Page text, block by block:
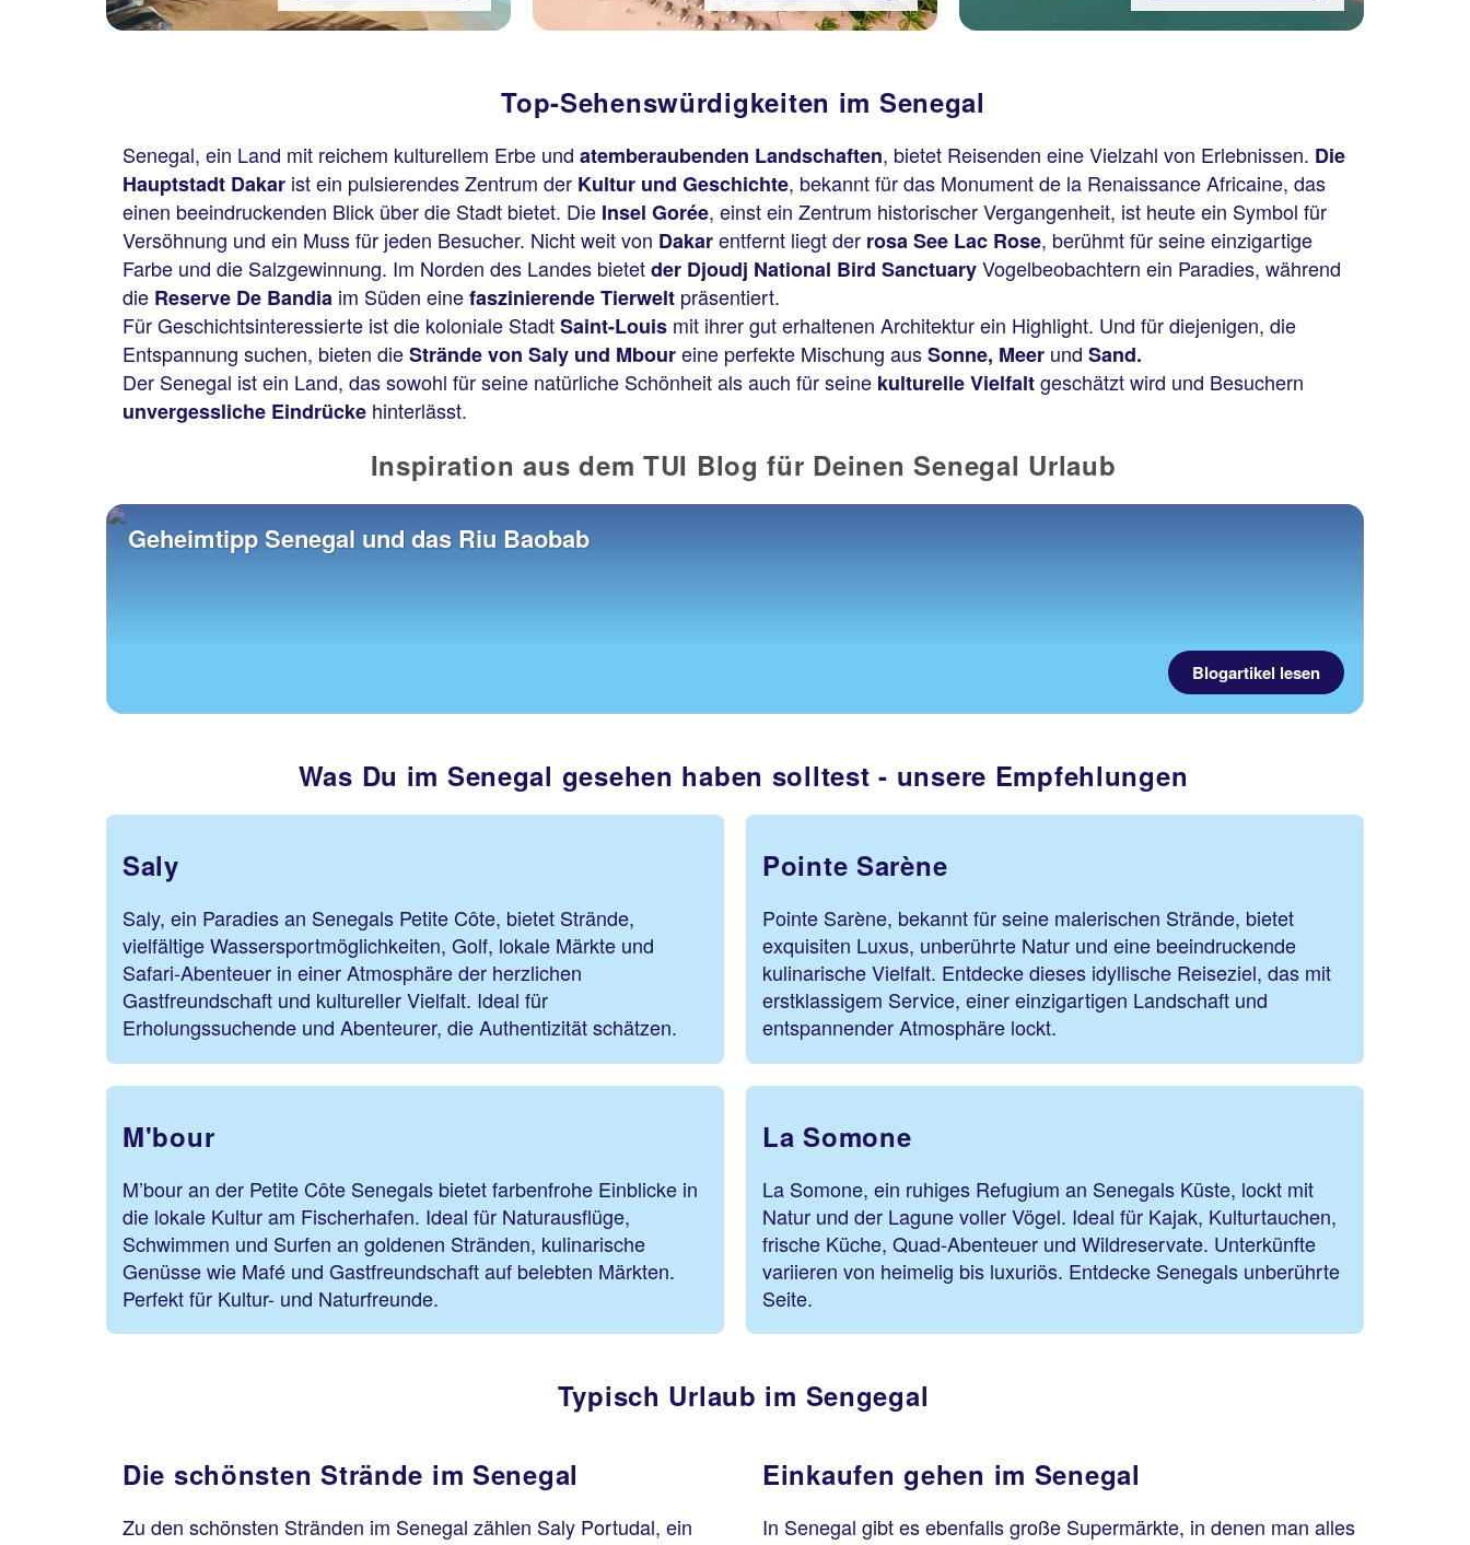
Top-Sehenswürdigkeiten im Senegal
Senegal, ein Land mit reichem kulturellem Erbe und atemberaubenden Landschaften, bietet Reisenden eine Vielzahl von Erlebnissen. Die
Hauptstadt Dakar ist ein pulsierendes Zentrum der Kultur und Geschichte, bekannt für das Monument de la Renaissance Africaine, das
einen beeindruckenden Blick über die Stadt bietet. Die Insel Gorée, einst ein Zentrum historischer Vergangenheit, ist heute ein Symbol für
Versöhnung und ein Muss für jeden Besucher. Nicht weit von Dakarentfernt liegt der rosa See Lac Rose, berühmt für seine einzigartige
Farbe und die Salzgewinnung. Im Norden des Landes bietetder Djoudj National Bird SanctuaryVogelbeobachtern ein Paradies, während
die Reserve De Bandia im Süden einefaszinierende Tierwelt präsentiert.
Für Geschichtsinteressierte ist die koloniale StadtSaint-Louis mit ihrer gut erhaltenen Architektur ein Highlight. Und für diejenigen, die
Entspannung suchen, bieten dieStrände von Saly und Mboureine perfekte Mischung ausSonne, Meer und Sand.
Der Senegal ist ein Land, das sowohl für seine natürliche Schönheit als auch für seine kulturelle Vielfaltgeschätzt wird und Besuchern
unvergessliche Eindrücke hinterlässt.
Inspiration aus dem TUI Blog für Deinen Senegal Urlaub
Geheimtipp Senegal und das Riu Baobab
Blogartikel lesen
Was Du im Senegal gesehen haben solltest - unsere Empfehlungen
Saly
Saly, ein Paradies an Senegals Petite Côte, bietet Strände,
vielfältige Wassersportmöglichkeiten, Golf, lokale Märkte und
Safari-Abenteuer in einer Atmosphäre der herzlichen
Gastfreundschaft und kultureller Vielfalt. Ideal für
Erholungssuchende und Abenteurer, die Authentizität schätzen.
M'bour
M’bour an der Petite Côte Senegals bietet farbenfrohe Einblicke in
die lokale Kultur am Fischerhafen. Ideal für Naturausflüge,
Schwimmen und Surfen an goldenen Stränden, kulinarische
Genüsse wie Mafé und Gastfreundschaft auf belebten Märkten.
Perfekt für Kultur- und Naturfreunde.
Pointe Sarène
Pointe Sarène, bekannt für seine malerischen Strände, bietet
exquisiten Luxus, unberührte Natur und eine beeindruckende
kulinarische Vielfalt. Entdecke dieses idyllische Reiseziel, das mit
erstklassigem Service, einer einzigartigen Landschaft und
entspannender Atmosphäre lockt.
La Somone
La Somone, ein ruhiges Refugium an Senegals Küste, lockt mit
Natur und der Lagune voller Vögel. Ideal für Kajak, Kulturtauchen,
frische Küche, Quad-Abenteuer und Wildreservate. Unterkünfte
variieren von heimelig bis luxuriös. Entdecke Senegals unberührte
Seite.
Typisch Urlaub im Sengegal
Die schönsten Strände im Senegal
Zu den schönsten Stränden im Senegal zählen Saly Portudal, ein
Einkaufen gehen im Senegal
In Senegal gibt es ebenfalls große Supermärkte, in denen man alles